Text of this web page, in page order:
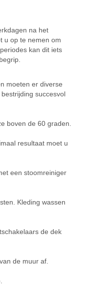
na het
u op te nemen om
kan dit iets
moeten er diverse
succesvol
boven de 60 graden.
resultaat moet u
een stoomreiniger
Kleding wassen
de dek
de muur af.